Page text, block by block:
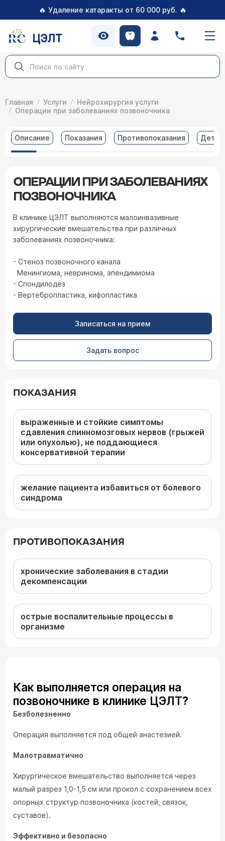
🔥 Удаление катаракты от 60 000 руб. 🔥
ЦЭЛТ
Главная Услуги
Нейрохирургия услуги
Операции при заболеваниях позвоночника
Описание Показания Противопоказания
ОПЕРАЦИИ ПРИ ЗАБОЛЕВАНИЯХ
ПОЗВОНОЧНИКА
В клинике ЦЭЛТ выполняются малоинвазивные
хирургические вмешательства при различных
заболеваниях позвоночника:
- Стеноз позвоночного канала
Менингиома, невринома, эпендимиома
- Спондилодез
- Вертебропластика, кифопластика
Записаться на прием
Задать вопрос
ПОКАЗАНИЯ
выраженные и стойкие симптомы
сдавления спинномозговых нервов (грыжей
или опухолью), не поддающиеся
консервативной терапии
желание пациента избавиться от болевого
синдрома
ПРОТИВОПОКАЗАНИЯ
хронические заболевания в стадии
декомпенсации
острые воспалительные процессы в
организме
Как выполняется операция на
позвоночнике в клинике ЦЭЛТ?
Безболезненно
Операция выполняется под общей анастезией.
Малотравматично
Хирургическое вмешательство выполняется через
малый разрез 1,0-1,5 см или прокол с сохранением всех
опорных структур позвоночника (костей, связок,
суставов).
Эффективно и безопасно